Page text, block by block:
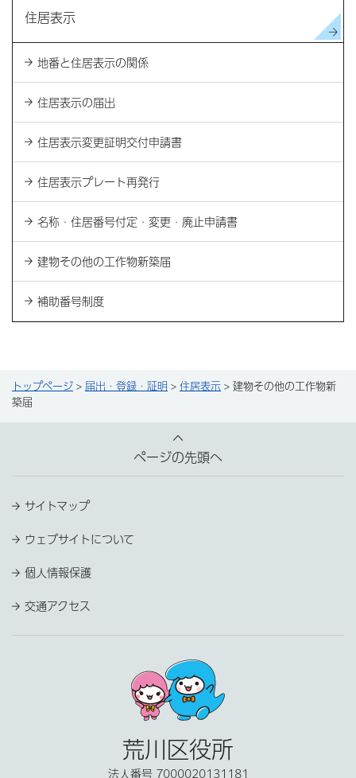
住居表示
地番と住居表示の関係
住居表示の届出
住居表示変更証明交付申請書
住居表示プレート再発行
名称・住居番号付定・変更・廃止申請書
建物その他の工作物新築届
補助番号制度
トップページ > 届出・登録・証明 > 住居表示 > 建物その他の工作物新
築届
ページの先頭へ
サイトマップ
ウェブサイトについて
個人情報保護
交通アクセス
荒川区役所
法人番号 7000020131181